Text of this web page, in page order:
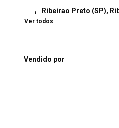
Ribeirao Preto (SP),
Preto Shopping
São Paulo (SP),
Ver todos
Vendido por